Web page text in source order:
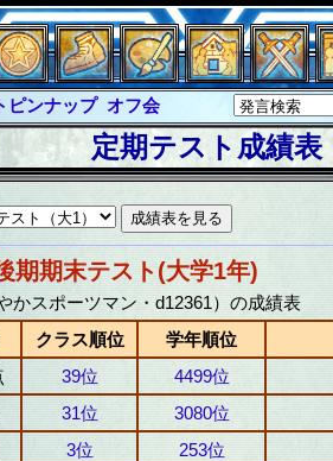
ピンナップ オフ会
・ラボラス
ィス サイキックハーツ
戦 シュラウド ソロモン
ーバー
定期テスト成績表
期期末テスト(大学1年)
かスポーツマン・d12361）の成績表
クラス順位
学年順位
39位
4499位
31位 3080位
3位 253位